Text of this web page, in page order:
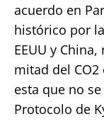
acuerdo en
histórico por
EEUU y
mitad del
esta que no
Protocolo de